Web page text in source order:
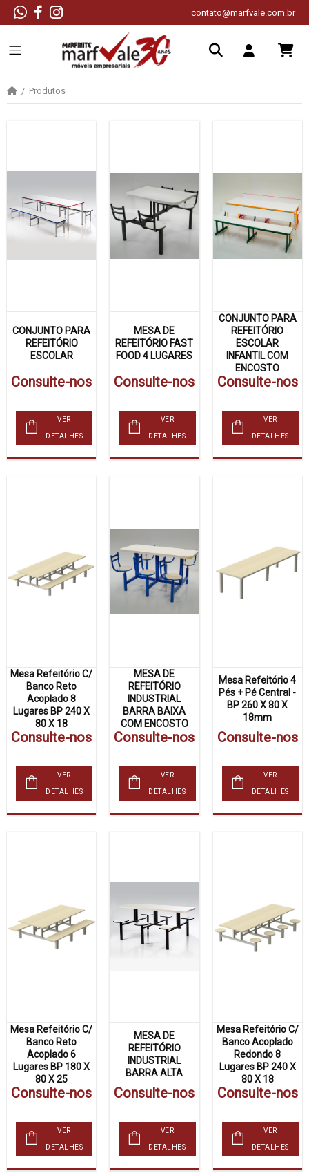
contato@marfvale.com.br
Produtos
CONJUNTO PARA
REFEITÓRIO
ESCOLAR
Consulte-nos
VER
DETALHES
MESA DE
REFEITÓRIO FAST
FOOD 4 LUGARES
Consulte-nos
VER
DETALHES
CONJUNTO PARA
REFEITÓRIO
ESCOLAR
INFANTIL COM
ENCOSTO
Consulte-nos
VER
DETALHES
Mesa Refeitório C/
Banco Reto
Acoplado 8
Lugares BP 240 X
80 X 18
Consulte-nos
VER
DETALHES
MESA DE
REFEITÓRIO
INDUSTRIAL
BARRA BAIXA
COM ENCOSTO
Consulte-nos
VER
DETALHES
Mesa Refeitório 4
Pés + Pé Central -
BP 260 X 80 X
18mm
Consulte-nos
VER
DETALHES
Mesa Refeitório C/
Banco Reto
Acoplado 6
Lugares BP 180 X
80 X 25
Consulte-nos
VER
DETALHES
MESA DE
REFEITÓRIO
INDUSTRIAL
BARRA ALTA
Consulte-nos
VER
DETALHES
Mesa Refeitório C/
Banco Acoplado
Redondo 8
Lugares BP 240 X
80 X 18
Consulte-nos
VER
DETALHES